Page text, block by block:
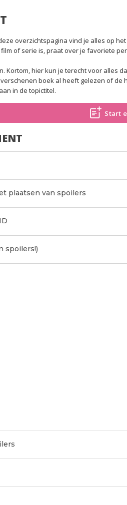
overzichtspagina vind je alles op
of serie is, praat over je favoriete
Kortom, hier kun je terecht voor alles
boek al heeft gelezen of
in de topictitel.
Start
plaatsen van spoilers
spoilers!)